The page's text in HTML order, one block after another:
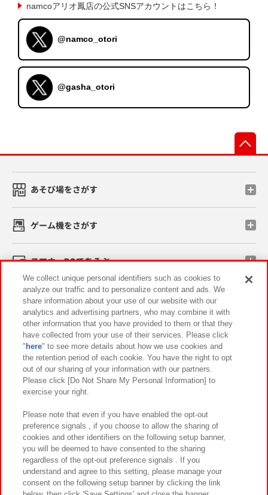
namcoアリオ鳳店の公式SNSアカウントはこちら！
@namco_otori
@gasha_otori
あそび場をさがす
ゲーム機をさがす
スマホ・PCであそぶ
イベント・キャンペーン
関連会社 サステナビリティ サイトポリシー
プライバシーポリシー ウェブアクセシビリティ方針と検証結果
お取引先さまとともに
カスタマーハラスメント対応方針 よくあるご質問・お問い合わせ
We collect unique personal identifiers such as cookies to
analyze our traffic and to personalize content and ads. We
share information about your use of our website with our
analytics and advertising partners, who may combine it with
other information that you have provided to them or that they
have collected from your use of their services. Please click
" here" to see more details about how we use cookies and
the retention period of each cookie. You have the right to opt
out of our sharing of your information with our partners.
Please click [Do Not Share My Personal Information] to
exercise your right.
Please note that even if you have enabled the opt-out
preference signals , if you choose to allow the sharing of
cookies and other identifiers on the following setup banner,
you will be deemed to have consented to the sharing
regardless of the opt-out preference signals . If you
understand and agree to this setting, please manage your
consent on the following setup banner by clicking the link